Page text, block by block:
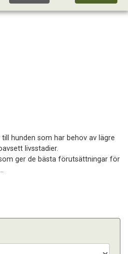
till hunden som har behov av lägre
livsstadier.
ger de bästa förutsättningar för